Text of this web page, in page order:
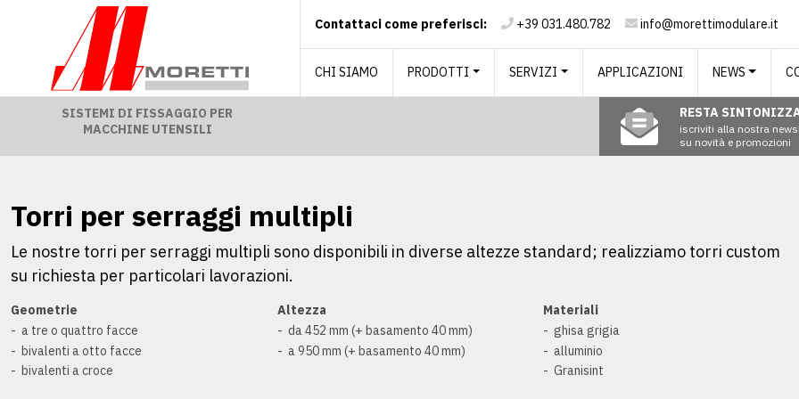
Contattaci come preferisci: +39 031.480.782 info@morettimodulare.it
CHI SIAMO PRODOTTI SERVIZI APPLICAZIONI NEWS
SISTEMI DI FISSAGGIO PER
MACCHINE UTENSILI
RESTA
iscriviti alla nostra
su novità e promozioni
Torri per serraggi multipli
Le nostre torri per serraggi multipli sono disponibili in diverse altezze standard; realizziamo torri custom
su richiesta per particolari lavorazioni.
Geometrie
a tre o quattro facce
bivalenti a otto facce
bivalenti a croce
Altezza
da 452 mm (+ basamento 40 mm)
a 950mm (+ basamento 40 mm)
Materiali
ghisa grigia
alluminio
Granisint